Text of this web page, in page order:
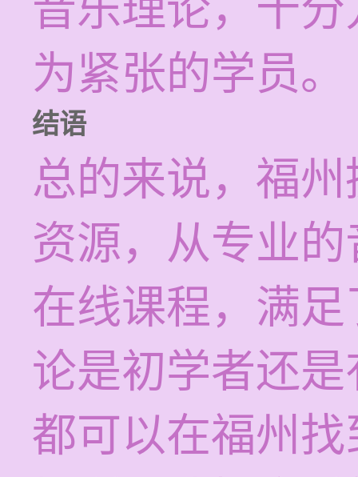
为紧张的学员。
结语
总的来说，福
资源，从专业
在线课程，满
论是初学者还
都可以在福州